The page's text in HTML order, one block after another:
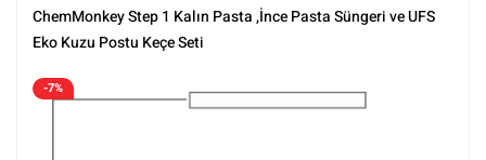
Pedler ve Keçeler,Polisaj,Polisaj Setleri,Polisaj ve Parlatma,Rotary
Keçeleri,Rotary Padleri,Setler
ChemMonkey Step 1 Kalın Pasta ,İnce Pasta Süngeri ve UFS
Eko Kuzu Postu Keçe Seti
-7%